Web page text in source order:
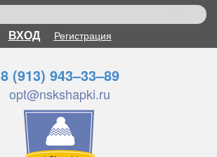
ВХОД Регистрация
8 (913) 943–33–89
opt@nskshapki.ru